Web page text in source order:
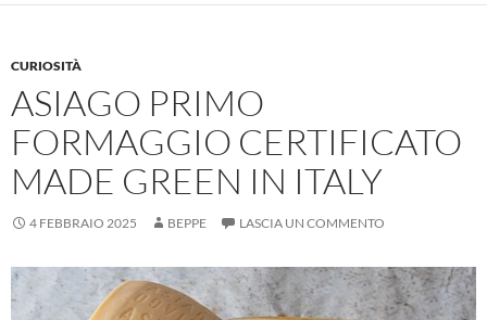
CURIOSITÀ
ASIAGO PRIMO
FORMAGGIO CERTIFICATO
MADE GREEN IN ITALY
4 FEBBRAIO 2025 BEPPE LASCIA UN COMMENTO